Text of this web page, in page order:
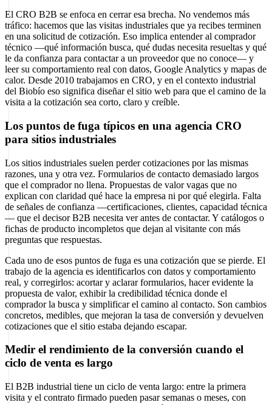
El CRO B2B se enfoca en cerrar esa brecha. No vendemos más
tráfico: hacemos que las visitas industriales que ya recibes terminen
en una solicitud de cotización. Eso implica entender al comprador
técnico —qué información busca, qué dudas necesita resueltas y qué
le da confianza para contactar a un proveedor que no conoce— y
leer su comportamiento real con datos, Google Analytics y mapas de
calor. Desde 2010 trabajamos en CRO, y en el contexto industrial
del Biobío eso significa diseñar el sitio web para que el camino de la
visita a la cotización sea corto, claro y creíble.
Los puntos de fuga típicos en una agencia CRO
para sitios industriales
Los sitios industriales suelen perder cotizaciones por las mismas
razones, una y otra vez. Formularios de contacto demasiado largos
que el comprador no llena. Propuestas de valor vagas que no
explican con claridad qué hace la empresa ni por qué elegirla. Falta
de señales de confianza —certificaciones, clientes, capacidad técnica
— que el decisor B2B necesita ver antes de contactar. Y catálogos o
fichas de producto incompletos que dejan al visitante con más
preguntas que respuestas.
Cada uno de esos puntos de fuga es una cotización que se pierde. El
trabajo de la agencia es identificarlos con datos y comportamiento
real, y corregirlos: acortar y aclarar formularios, hacer evidente la
propuesta de valor, exhibir la credibilidad técnica donde el
comprador la busca y simplificar el camino al contacto. Son cambios
concretos, medibles, que mejoran la tasa de conversión y devuelven
cotizaciones que el sitio estaba dejando escapar.
Medir el rendimiento de la conversión cuando el
ciclo de venta es largo
El B2B industrial tiene un ciclo de venta largo: entre la primera
visita y el contrato firmado pueden pasar semanas o meses, con